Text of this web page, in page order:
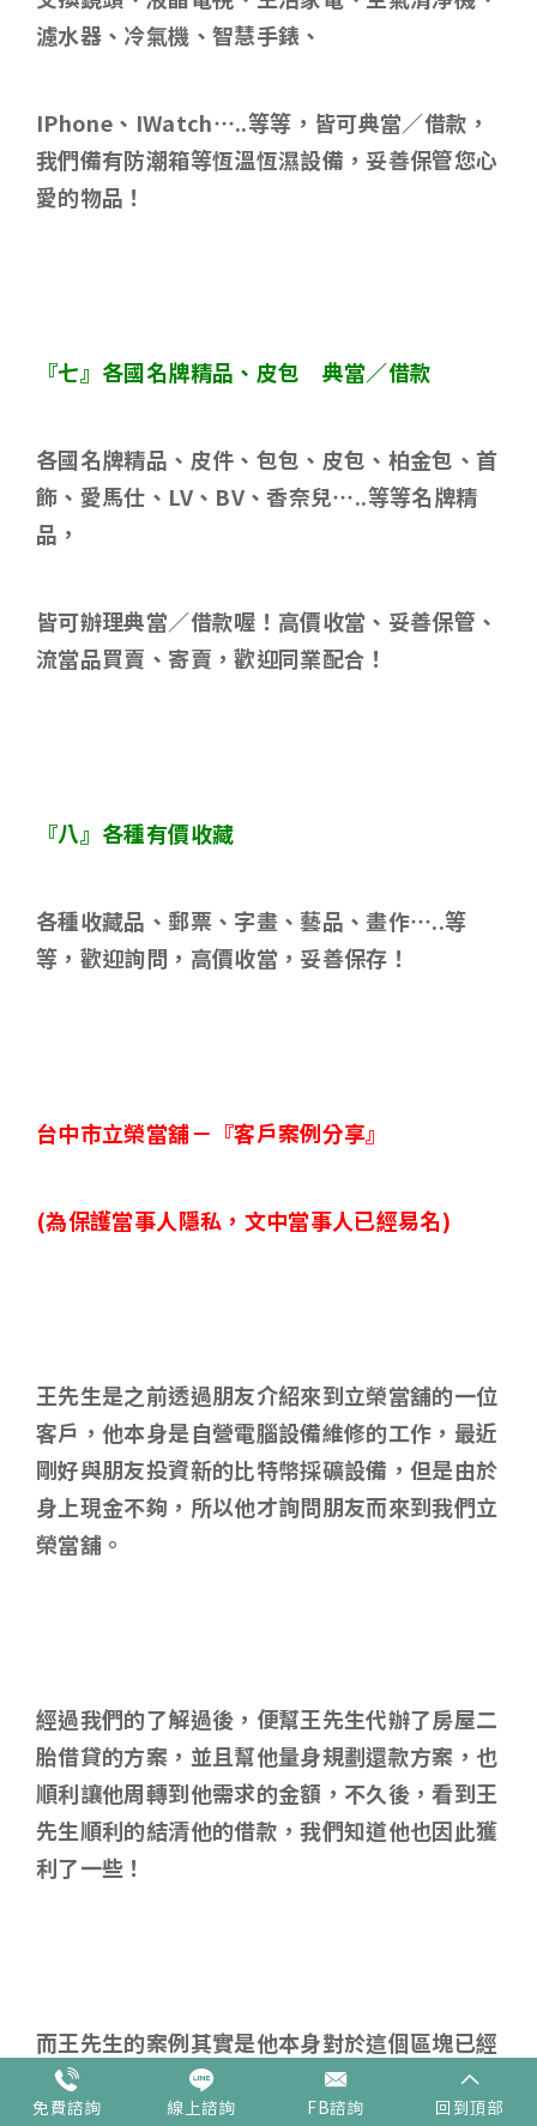
濾水器、冷氣機、智慧手錶、
IPhone 、 IWatch…..等等，皆可典當／借款，
我們備有防潮箱等恆溫恆濕設備，妥善保管您心
愛的物品！
『七』各國名牌精品、皮包 典當／借款
各國名牌精品、皮件、包包、皮包、柏金包、首
飾、愛馬仕、 LV、 BV 、香奈兒…..等等名牌精
品，
皆可辦理典當／借款喔！高價收當、妥善保管、
流當品買賣、寄賣，歡迎同業配合！
『八』各種有價收藏
各種收藏品、郵票、字畫、藝品、畫作…..等
等，歡迎詢問，高價收當，妥善保存！
台中市立榮當舖－ 『客戶案例分享』
(為保護當事人隱私，文中當事人已經易名)
王先生是之前透過朋友介紹來到立榮當舖的一位
客戶，他本身是自營電腦設備維修的工作，最近
剛好與朋友投資新的比特幣採礦設備，但是由於
身上現金不夠，所以他才詢問朋友而來到我們立
榮當舖。
經過我們的了解過後，便幫王先生代辦了房屋二
胎借貸的方案，並且幫他量身規劃還款方案，也
順利讓他周轉到他需求的金額，不久後，看到王
先生順利的結清他的借款，我們知道他也因此獲
利了一些！
而王先生的案例其實是他本身對於這個區塊已經
涉獵許久，加上今年比特幣漲幅非常大，所以讓
他起心動念想要增購設備來玩，所以他才想說先
免費諮詢 線上諮詢 FB諮詢 回到頂部